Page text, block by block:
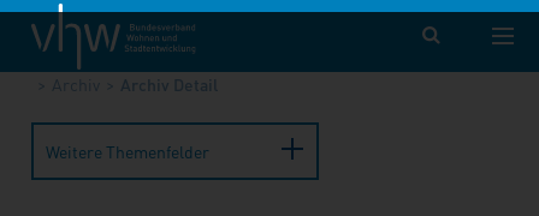
vhw – Bundesverband für Wohnen und Stadtentwicklung e. V.
Publikationen
Forum Wohnen und Stadtentwicklung
Archiv
Archiv Detail
Weitere Themenfelder